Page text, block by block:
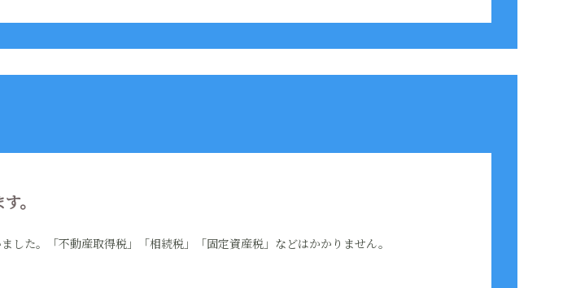
。
た。「不動産取得税」「相続税」「固定資産税」などはかかりません。